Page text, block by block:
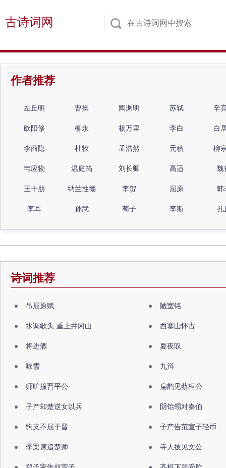
古诗词网
作者推荐
左丘明 曹操 陶渊明 苏轼 辛
欧阳修 柳永 杨万里 李白 白
李商隐 杜牧 孟浩然 元稹 柳
韦应物 温庭筠 刘长卿 高适 魏
王十朋 纳兰性德 李贺 屈原 韩
李耳 孙武 荀子 李斯 孔
诗词推荐
吊屈原赋 陋室铭
水调歌头·重上井冈山 西塞山怀古
将进酒 夏夜叹
咏雪 九辩
师旷撞晋平公 扁鹊见蔡桓公
子产却楚逆女以兵 阴饴甥对秦伯
驹支不屈于晋 子产告范宣子轻币
季梁谏追楚师 寺人披见文公